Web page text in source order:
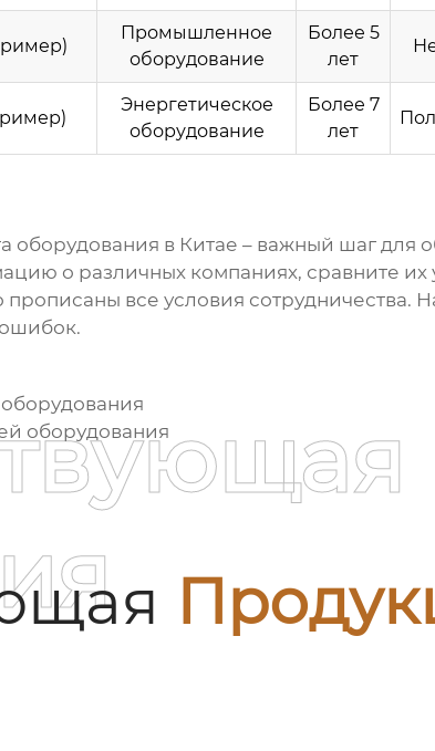
Промышленное
оборудование
Более 5
лет
Энергетическое
оборудование
Более 7
лет
оборудования в Китае – важный шаг для
о различных компаниях, сравните
все условия сотрудничества.
оборудования